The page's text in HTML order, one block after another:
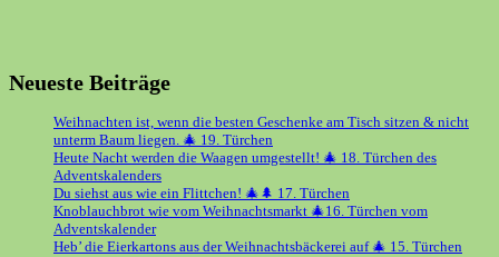
Neueste Beiträge
Weihnachten ist, wenn die besten Geschenke am Tisch sitzen & nicht
unterm Baum liegen. 🎄 19. Türchen
Heute Nacht werden die Waagen umgestellt! 🎄 18. Türchen des
Adventskalenders
Du siehst aus wie ein Flittchen! 🎄🌲 17. Türchen
Knoblauchbrot wie vom Weihnachtsmarkt 🎄16. Türchen vom
Adventskalender
Heb’ die Eierkartons aus der Weihnachtsbäckerei auf 🎄 15. Türchen